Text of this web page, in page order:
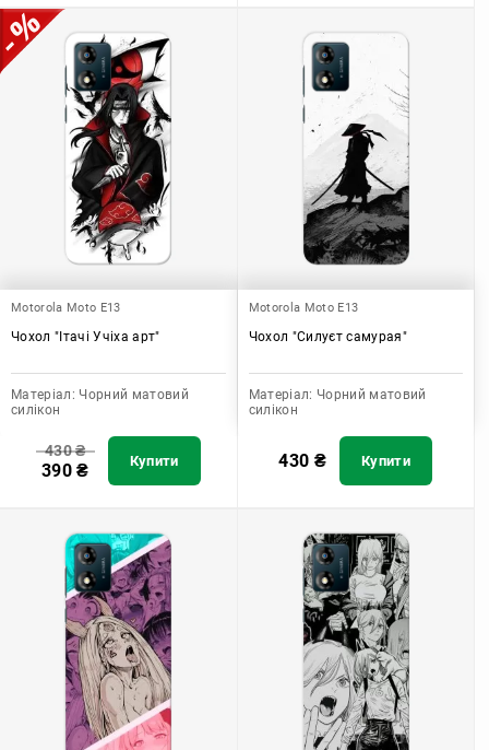
Motorola Moto E13
Чохол "Ітачі Учіха арт"
Матеріал: Чорний матовий
силікон
430₴
390₴ Купити
Motorola Moto E13
Чохол "Силуєт самурая"
Матеріал: Чорний матовий
силікон
430 ₴ Купити